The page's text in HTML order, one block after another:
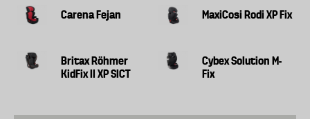
Carena Fejan MaxiCosi Rodi XP Fix
Britax Röhmer
KidFix II XP SICT
Cybex Solution M-
Fix